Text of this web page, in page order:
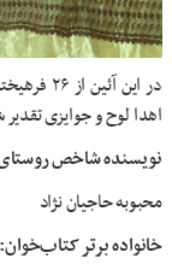
در این
اهدا لوح و جوایزی
نویسنده شاخص
محبوبه حاجیان نژاد
خانواده برتر کتاب‌خوان: